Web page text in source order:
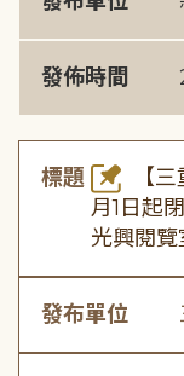
發佈時間
標題
【
月1日起
光興閱覽
發布單位